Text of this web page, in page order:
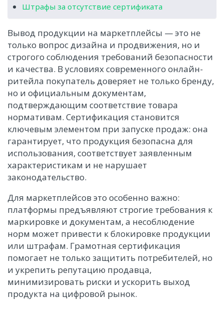
Штрафы за отсутствие сертификата
Вывод продукции на маркетплейсы — это не
только вопрос дизайна и продвижения, но и
строгого соблюдения требований безопасности
и качества. В условиях современного онлайн-
ритейла покупатель доверяет не только бренду,
но и официальным документам,
подтверждающим соответствие товара
нормативам. Сертификация становится
ключевым элементом при запуске продаж: она
гарантирует, что продукция безопасна для
использования, соответствует заявленным
характеристикам и не нарушает
законодательство.
Для маркетплейсов это особенно важно:
платформы предъявляют строгие требования к
маркировке и документам, а несоблюдение
норм может привести к блокировке продукции
или штрафам. Грамотная сертификация
помогает не только защитить потребителей, но
и укрепить репутацию продавца,
минимизировать риски и ускорить выход
продукта на цифровой рынок.